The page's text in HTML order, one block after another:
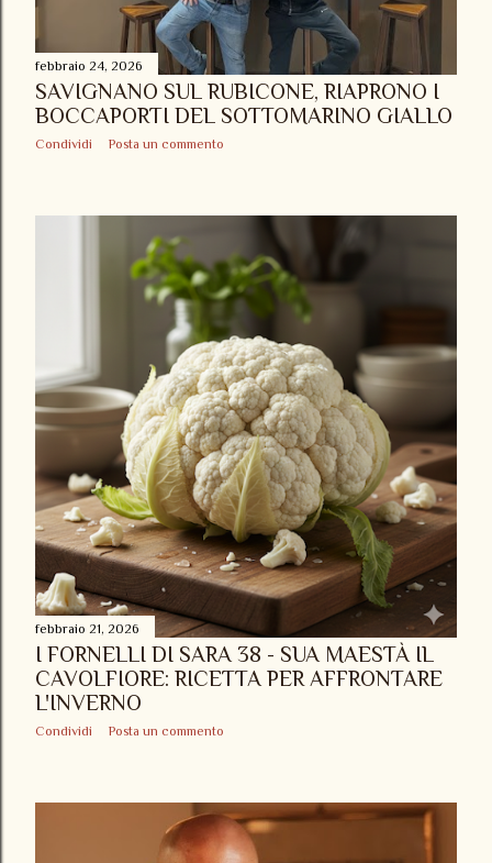
febbraio 24, 2026
SAVIGNANO SUL RUBICONE, RIAPRONO I
BOCCAPORTI DEL SOTTOMARINO GIALLO
Condividi Posta un commento
febbraio 21, 2026
I FORNELLI DI SARA 38 - SUA MAESTÀ IL
CAVOLFIORE: RICETTA PER AFFRONTARE
L'INVERNO
Condividi Posta un commento